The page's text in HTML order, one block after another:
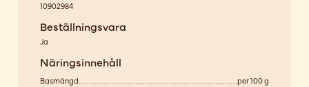
10902984
Beställningsvara
Ja
Näringsinnehåll
Basmängd per 100 g